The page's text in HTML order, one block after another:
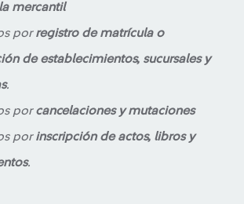
mercantil
porregistro de matrícula o
de establecimientos, sucursales y
.
porcancelaciones y mutaciones
porinscripción de actos, libros y
.